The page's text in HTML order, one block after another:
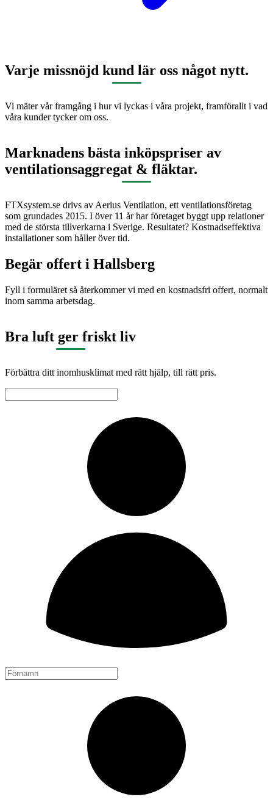
Varje missnöjd kund lär oss något nytt.
Vi mäter vår framgång i hur vi lyckas i våra projekt, framförallt i vad
våra kunder tycker om oss.
Marknadens bästa inköpspriser av
ventilationsaggregat & fläktar.
FTXsystem.se drivs av Aerius Ventilation, ett ventilationsföretag
som grundades 2015. I över 11 år har företaget byggt upp relationer
med de största tillverkarna i Sverige. Resultatet? Kostnadseffektiva
installationer som håller över tid.
Begär offert i Hallsberg
Fyll i formuläret så återkommer vi med en kostnadsfri offert, normalt
inom samma arbetsdag.
Bra luft ger friskt liv
Förbättra ditt inomhusklimat med rätt hjälp, till rätt pris.